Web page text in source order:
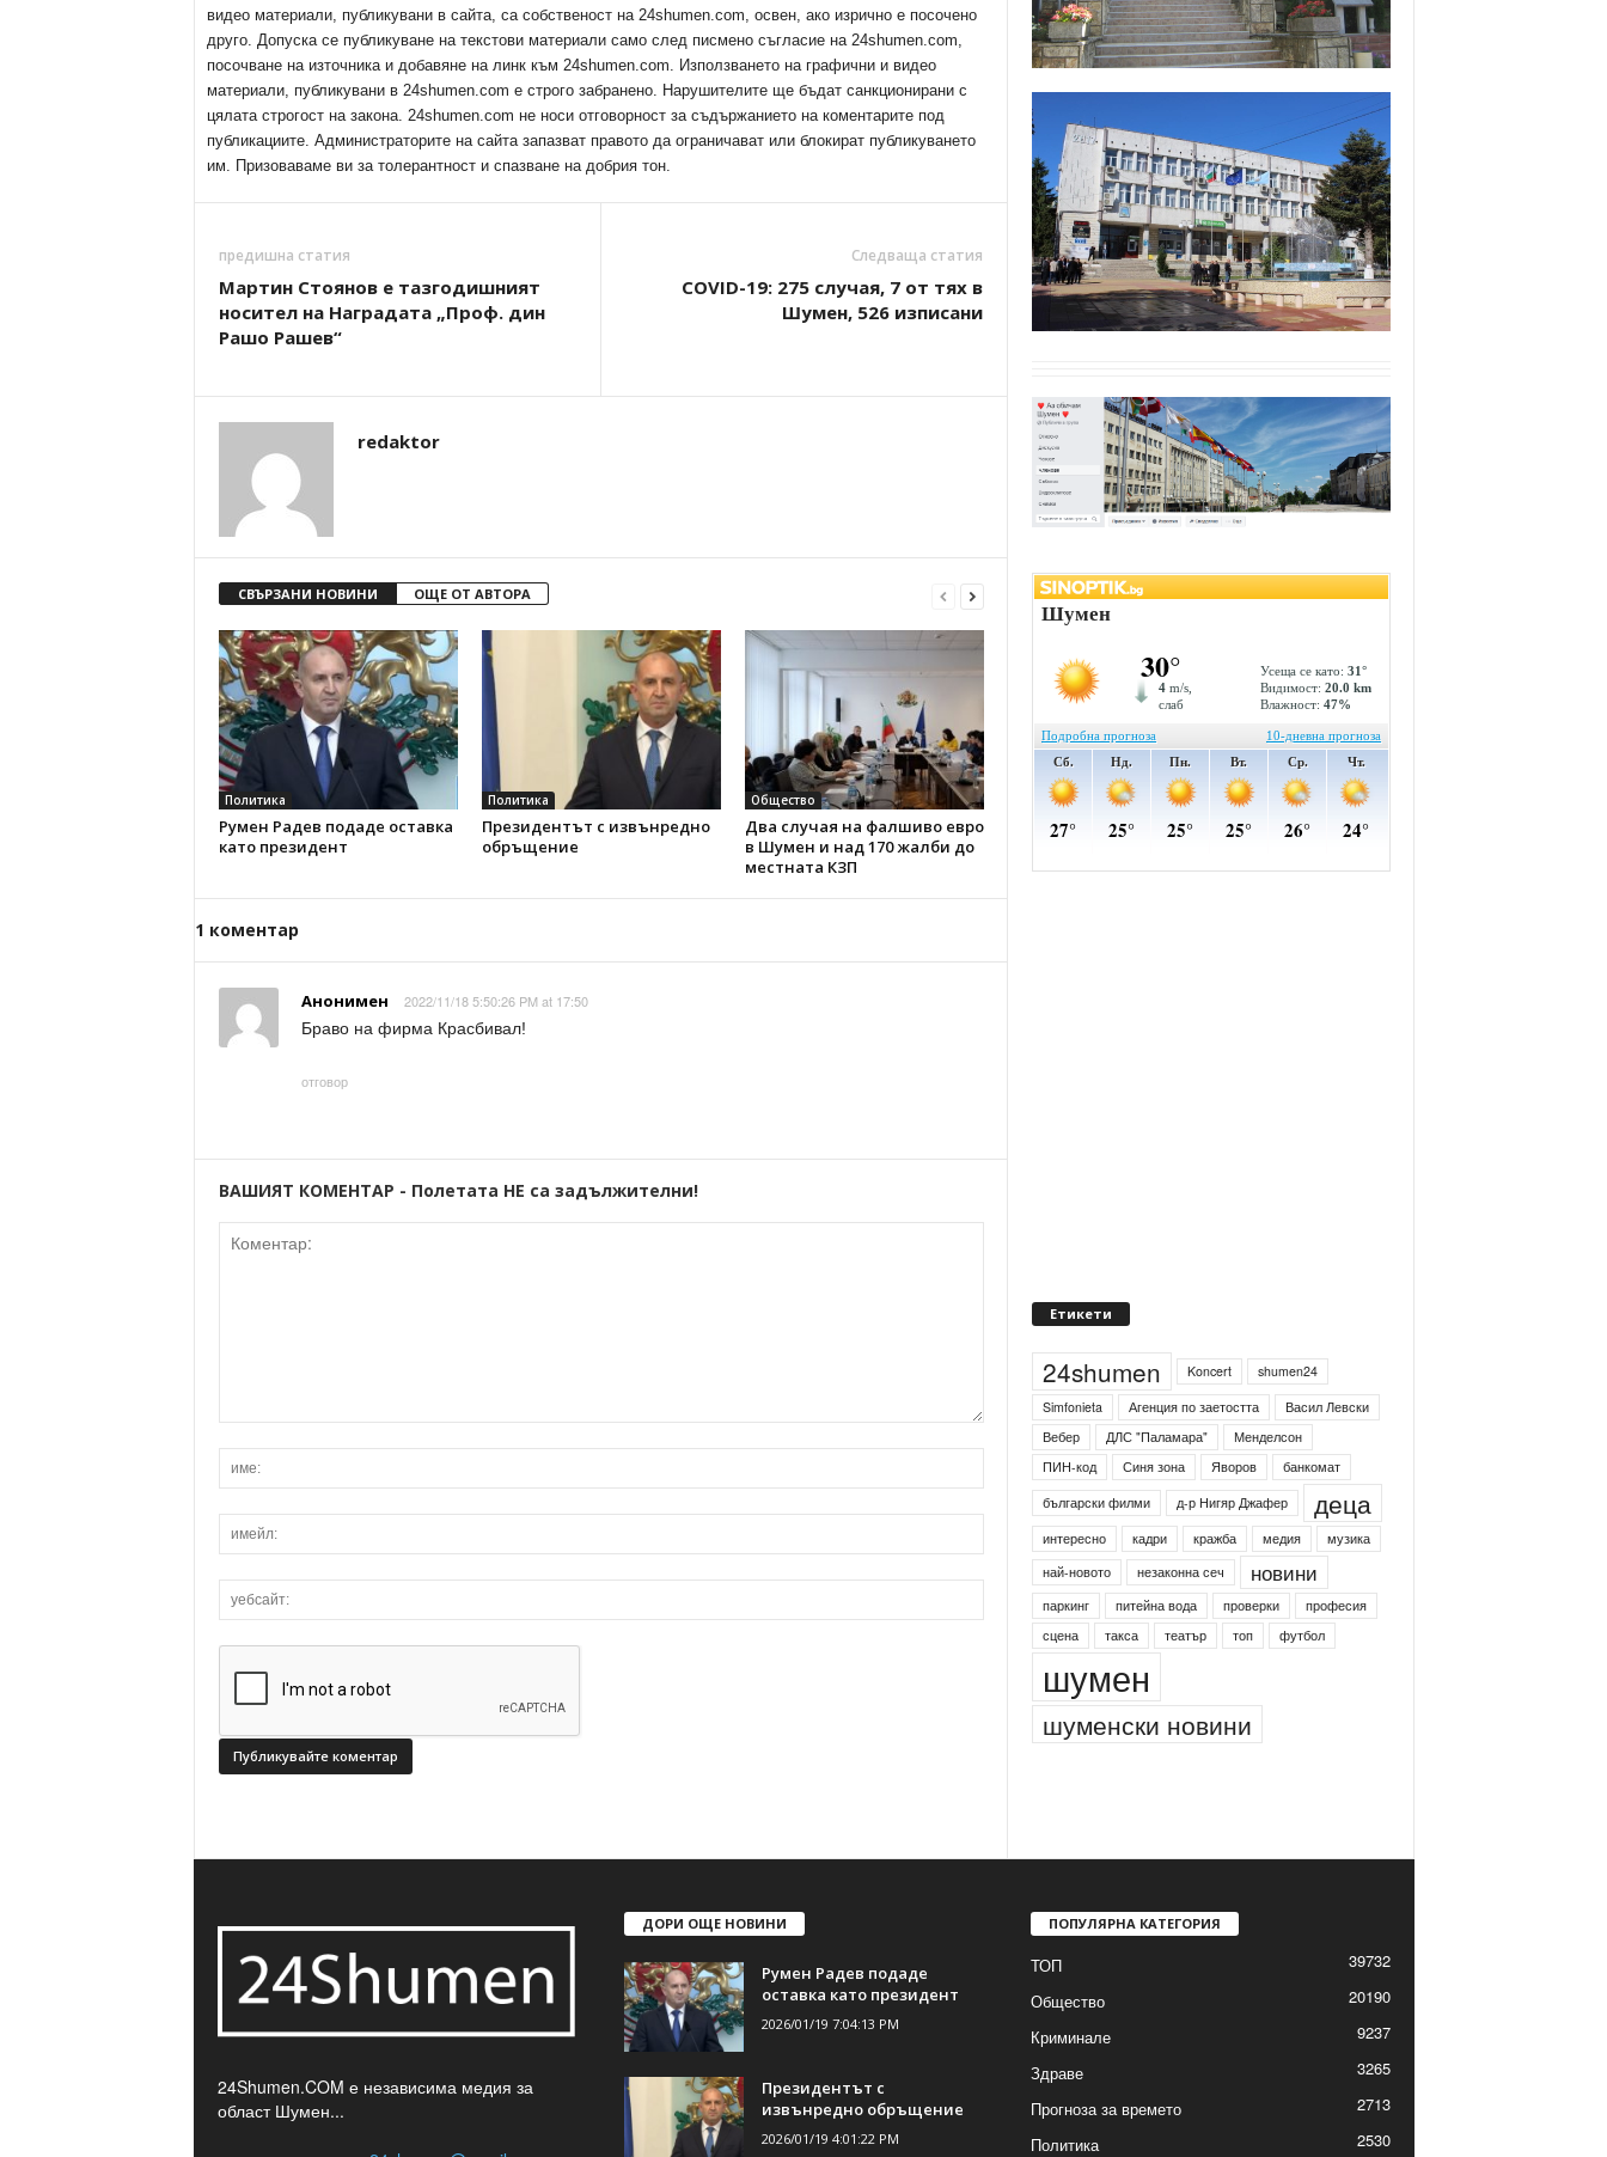
видео материали, публикувани в сайта, са собственост на 24shumen.com, освен, ако изрично е посочено
друго. Допуска се публикуване на текстови материали само след писмено съгласие на 24shumen.com,
посочване на източника и добавяне на линк към 24shumen.com. Използването на графични и видео
материали, публикувани в 24shumen.com е строго забранено. Нарушителите ще бъдат санкционирани с
цялата строгост на закона. 24shumen.com не носи отговорност за съдържанието на коментарите под
публикациите. Администраторите на сайта запазват правото да ограничават или блокират публикуването
им. Призоваваме ви за толерантност и спазване на добрия тон.
предишна статия
Мартин Стоянов е тазгодишният
носител на Наградата „Проф. дин
Рашо Рашев“
Следваща статия
COVID-19: 275 случая, 7 от тях в
Шумен, 526 изписани
redaktor
СВЪРЗАНИ НОВИНИ ОЩЕ ОТ АВТОРА
Политика
Румен Радев подаде оставка
като президент
Политика
Президентът с извънредно
обръщение
Общество
Два случая на фалшиво евро
в Шумен и над 170 жалби до
местната КЗП
1 коментар
Анонимен
2022/11/18 5:50:26 PM at 17:50
Браво на фирма Красбивал!
отговор
ВАШИЯТ КОМЕНТАР - Полетата НЕ са задължителни!
Етикети
24shumen Koncert
shumen24
Simfonieta
Агенция по заетостта
Васил Левски
Вебер
ДЛС "Паламара"
Менделсон
ПИН-код
Синя зона Яворов
банкомат
български филми
д-р Нигяр Джафер деца
интересно кадри кражба медия
музика
най-новото
незаконна сеч новини
паркинг питейна вода проверки
професия
сцена
такса театър топ футбол
шумен
шуменски новини
24Shumen.COM е независима медия за
област Шумен...
ДОРИ ОЩЕ НОВИНИ
Румен Радев подаде
оставка като президент
2026/01/19 7:04:13 PM
Президентът с
извънредно обръщение
2026/01/19 4:01:22 PM
ПОПУЛЯРНА КАТЕГОРИЯ
ТОП
39732
Общество
20190
Криминале
9237
Здраве
3265
Прогноза за времето
2713
Политика
2530